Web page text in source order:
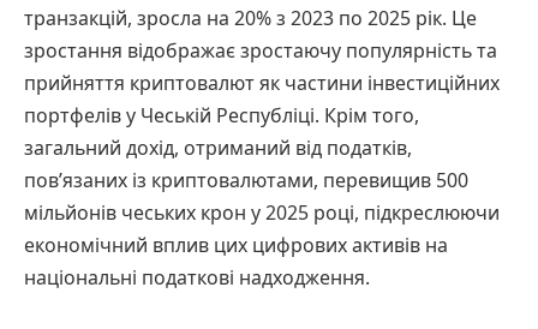
транзакцій, зросла на 20% з 2023 по 2025 рік. Це
зростання відображає зростаючу популярність та
прийняття криптовалют як частини інвестиційних
портфелів у Чеській Республіці. Крім того,
загальний дохід, отриманий від податків,
пов’язаних із криптовалютами, перевищив 500
мільйонів чеських крон у 2025 році, підкреслюючи
економічний вплив цих цифрових активів на
національні податкові надходження.